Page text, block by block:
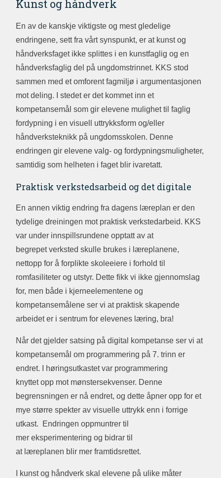
Kunst og håndverk
En av de kanskje viktigste og mest gledelige
endringene, sett fra vårt synspunkt, er at kunst og
håndverksfaget ikke splittes i en kunstfaglig og en
håndverksfaglig del på ungdomstrinnet. KKS stod
sammen med et omforent fagmiljø i argumentasjonen
mot deling. I stedet er det kommet inn et
kompetansemål som gir elevene mulighet til faglig
fordypning i en visuell uttrykksform og/eller
håndverksteknikk på ungdomsskolen. Denne
endringen gir elevene valg- og fordypningsmuligheter,
samtidig som helheten i faget blir ivaretatt.
Praktisk verkstedsarbeid og det digitale
En annen viktig endring fra dagens læreplan er den
tydelige dreiningen mot praktisk verkstedarbeid. KKS
var under innspillsrundene opptatt av at
begrepet verksted skulle brukes i læreplanene,
nettopp for å forplikte skoleeiere i forhold til
romfasiliteter og utstyr. Dette fikk vi ikke gjennomslag
for, men både i kjerneelementene og
kompetansemålene ser vi at praktisk skapende
arbeidet er i sentrum for elevenes læring, bra!
Når det gjelder satsing på digital kompetanse ser vi at
kompetansemål om programmering på 7. trinn er
endret. I høringsutkastet var programmering
knyttet opp mot mønstersekvenser. Denne
begrensningen er nå endret, og dette åpner opp for et
mye større spekter av visuelle uttrykk enn i forrige
utkast. Endringen oppmuntrer til
mer eksperimentering og bidrar til
at læreplanen blir mer framtidsrettet.
I kunst og håndverk skal elevene på ulike måter